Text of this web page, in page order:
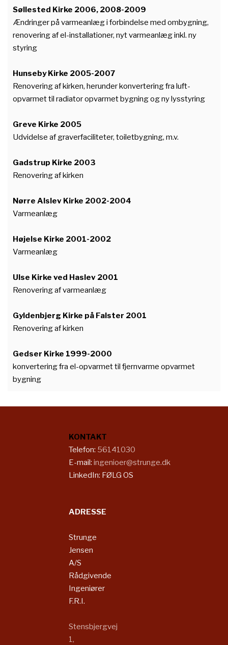
Søllested Kirke 2006, 2008-2009
Ændringer på varmeanlæg i forbindelse med ombygning,
renovering af el-installationer, nyt varmeanlæg inkl. ny
styring
Hunseby Kirke 2005-2007
Renovering af kirken, herunder konvertering fra luft-
opvarmet til radiator opvarmet bygning og ny lysstyring
Greve Kirke 2005
Udvidelse af graverfaciliteter, toiletbygning, m.v.
Gadstrup Kirke 2003
Renovering af kirken
Nørre Alslev Kirke 2002-2004
Varmeanlæg
Højelse Kirke 2001-2002
Varmeanlæg
Ulse Kirke ved Haslev 2001
Renovering af varmeanlæg
Gyldenbjerg Kirke på Falster 2001
Renovering af kirken
Gedser Kirke 1999-2000
konvertering fra el-opvarmet til fjernvarme opvarmet
bygning
KONTAKT
​​Telefon: 56141030
E-mail: ingenioer@strunge.dk
LinkedIn: FØLG OS
ADRESSE
Strunge
Jensen
A/S
Rådgivende
Ingeniører
F.R.I.​​​
Stensbjergvej
1,